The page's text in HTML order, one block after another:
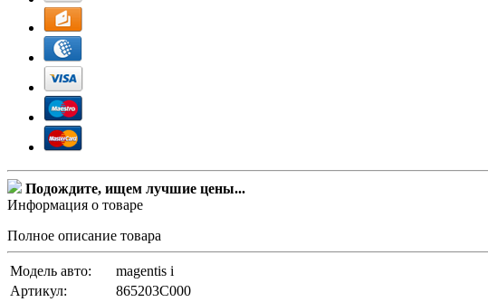
Подождите, ищем лучшие цены...
Информация о товаре
Полное описание товара
Модель авто:
magentis i
Артикул:
865203C000